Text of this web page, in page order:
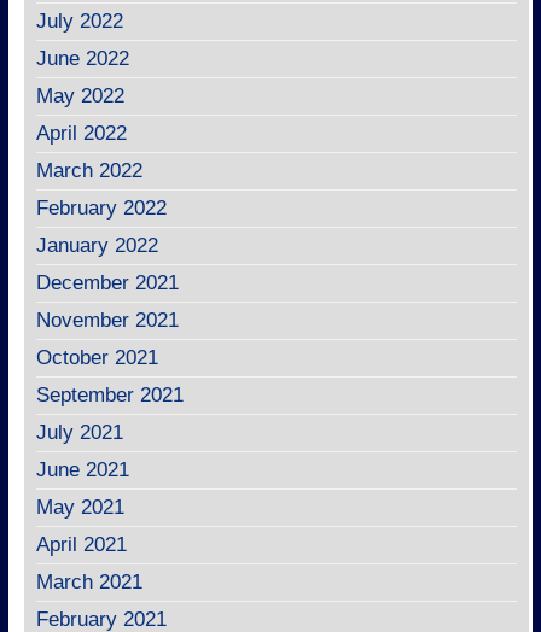
July 2022
June 2022
May 2022
April 2022
March 2022
February 2022
January 2022
December 2021
November 2021
October 2021
September 2021
July 2021
June 2021
May 2021
April 2021
March 2021
February 2021